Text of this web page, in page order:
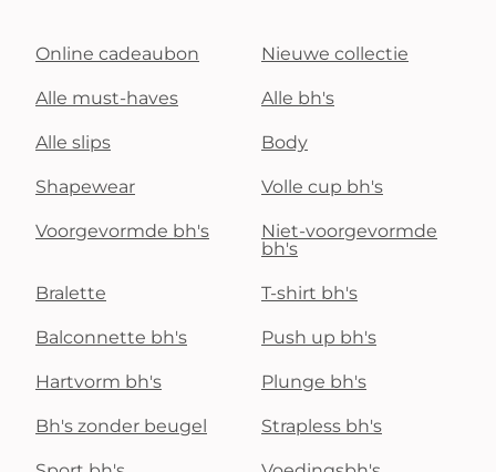
Online cadeaubon Nieuwe collectie
Alle must-haves Alle bh's
Alle slips Body
Shapewear Volle cup bh's
Voorgevormde bh's
Niet-voorgevormde
bh's
Bralette T-shirt bh's
Balconnette bh's Push up bh's
Hartvorm bh's Plunge bh's
Bh's zonder beugel Strapless bh's